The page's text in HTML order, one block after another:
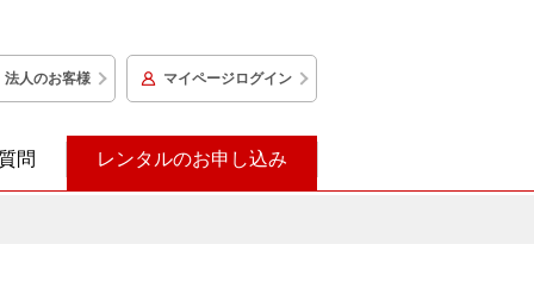
法人のお客様 マイページログイン
問 レンタルのお申し込み